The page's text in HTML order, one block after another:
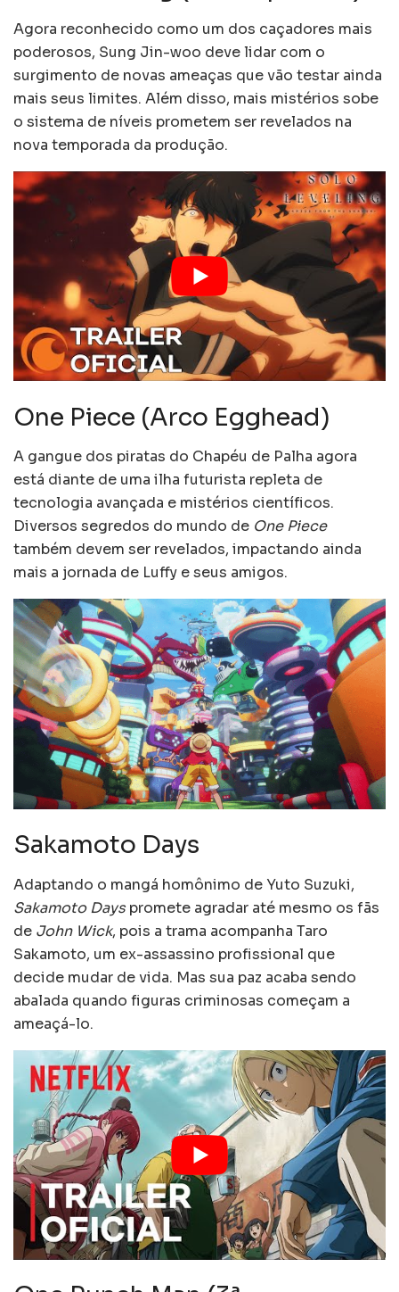
Agora reconhecido como um dos caçadores mais
poderosos, Sung Jin-woo deve lidar com o
surgimento de novas ameaças que vão testar ainda
mais seus limites. Além disso, mais mistérios sobe
o sistema de níveis prometem ser revelados na
nova temporada da produção.
One Piece (Arco Egghead)
A gangue dos piratas do Chapéu de Palha agora
está diante de uma ilha futurista repleta de
tecnologia avançada e mistérios científicos.
Diversos segredos do mundo de One Piece
também devem ser revelados, impactando ainda
mais a jornada de Luffy e seus amigos.
Sakamoto Days
Adaptando o mangá homônimo de Yuto Suzuki,
Sakamoto Days promete agradar até mesmo os fãs
de John Wick, pois a trama acompanha Taro
Sakamoto, um ex-assassino profissional que
decide mudar de vida. Mas sua paz acaba sendo
abalada quando figuras criminosas começam a
ameaçá-lo.